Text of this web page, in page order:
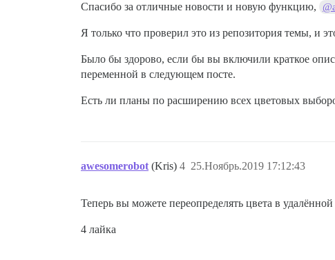
Спасибо за отличные новости и новую функцию,
Я только что проверил это из репозитория темы, и
Было бы здорово, если бы вы включили краткое
переменной в следующем посте.
Есть ли планы по расширению всех цветовых
awesomerobot (Kris) 25.Ноябрь.2019 17:12:43
4
Теперь вы можете переопределять цвета в
4 лайка